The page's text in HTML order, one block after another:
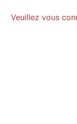
Veuillez vous